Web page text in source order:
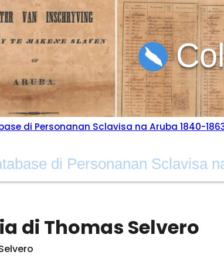
di Personanan Sclavisa na Aruba 1840-
di Thomas Selvero